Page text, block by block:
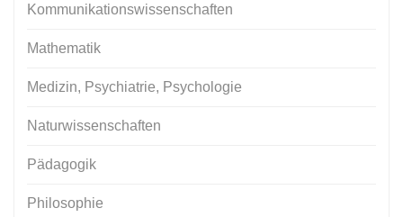
Kommunikationswissenschaften
Mathematik
Medizin, Psychiatrie, Psychologie
Naturwissenschaften
Pädagogik
Philosophie